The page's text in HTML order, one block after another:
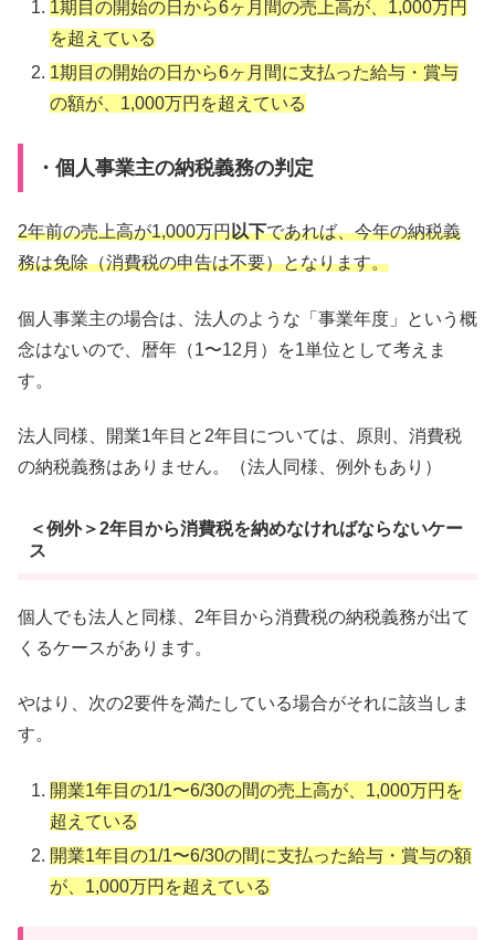
1期目の開始の日から6ヶ月間の売上高が、1,000万円
を超えている
1期目の開始の日から6ヶ月間に支払った給与・賞与
の額が、1,000万円を超えている
・個人事業主の納税義務の判定
2年前の売上高が1,000万円以下であれば、今年の納税義
務は免除（消費税の申告は不要）となります。
個人事業主の場合は、法人のような「事業年度」という概
念はないので、暦年（1〜12月）を1単位として考えま
す。
法人同様、開業1年目と2年目については、原則、消費税
の納税義務はありません。（法人同様、例外もあり）
＜例外＞2年目から消費税を納めなければならないケー
ス
個人でも法人と同様、2年目から消費税の納税義務が出て
くるケースがあります。
やはり、次の2要件を満たしている場合がそれに該当しま
す。
開業1年目の1/1〜6/30の間の売上高が、1,000万円を
超えている
開業1年目の1/1〜6/30の間に支払った給与・賞与の額
が、1,000万円を超えている